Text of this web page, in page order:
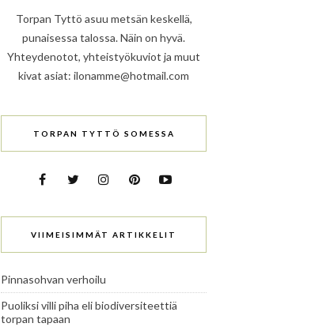
Torpan Tyttö asuu metsän keskellä,
punaisessa talossa. Näin on hyvä.
Yhteydenotot, yhteistyökuviot ja muut
kivat asiat: ilonamme@hotmail.com
TORPAN TYTTÖ SOMESSA
VIIMEISIMMÄT ARTIKKELIT
Pinnasohvan verhoilu
Puoliksi villi piha eli biodiversiteettiä
torpan tapaan